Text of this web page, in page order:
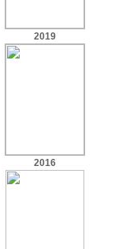
2019
2016